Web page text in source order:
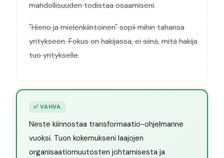
mahdollisuuden todistaa osaamiseni.
"Hieno ja mielenkiintoinen" sopii mihin tahansa
yritykseen. Fokus on hakijassa, ei siinä, mitä hakija
tuo yritykselle.
✅VAHVA
Neste kiinnostaa transformaatio-ohjelmanne
vuoksi. Tuon kokemukseni laajojen
organisaatiomuutosten johtamisesta ja